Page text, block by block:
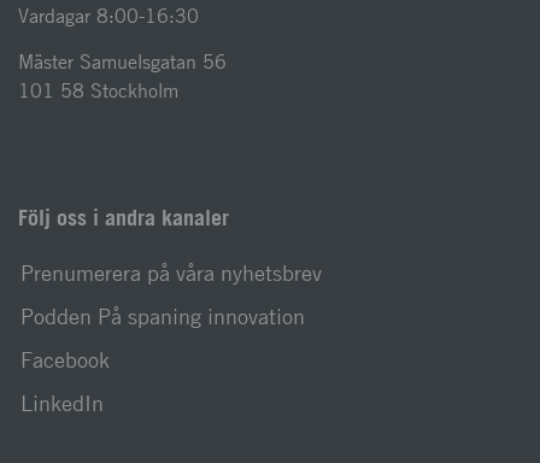
Vardagar 8:00-16:30
Mäster Samuelsgatan 56
101 58 Stockholm
Följ oss i andra kanaler
Prenumerera på våra nyhetsbrev
Podden På spaning innovation
Facebook
LinkedIn